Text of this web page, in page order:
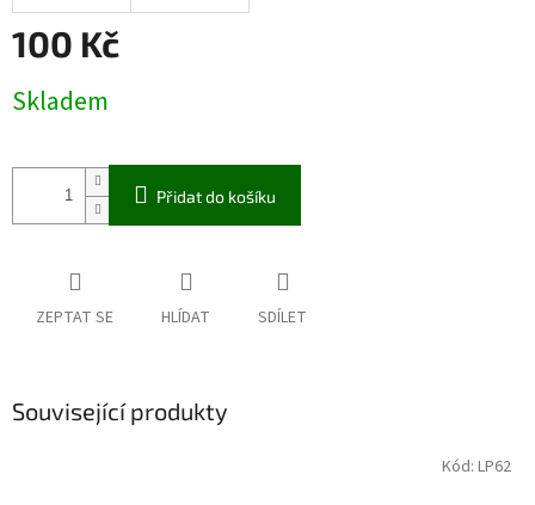
100 Kč
cena:
Skladem
Přidat do košíku
ZEPTAT SE HLÍDAT SDÍLET
Související produkty
Kód: LP62